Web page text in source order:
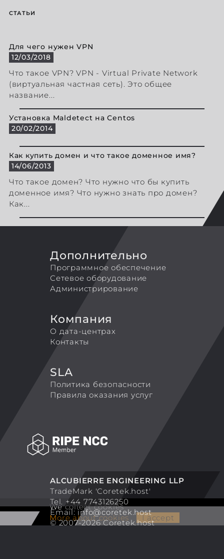
СТАТЬИ
Для чего нужен VPN
12/03/2018
Что такое VPN? VPN - Virtual Private Network
(виртуальная частная сеть). Это общее
название...
Установка Maldetect на Centos
20/02/2014
Как купить домен и что такое доменное имя?
14/06/2013
Что такое домен? Что нужно что бы купить
доменное имя? Что нужно знать про домен?
Как...
ALCUBIERRE ENGINEERING LLP
TradeMark 'Coretek.host'
Tel. +44 7743126250
Email:info@coretek.host
© 2007-2026 Coretek.host
Дополнительно
Программное обеспечение
Сетевое оборудование
Администрирование
Компания
О дата-центрах
Контакты
SLA
Политика безопасности
Правила оказания услуг
We collect cookies
More about cookies
I accept